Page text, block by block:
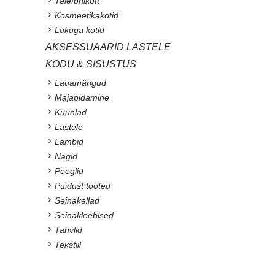
Kosmeetikakotid
Lukuga kotid
AKSESSUAARID LASTELE
KODU & SISUSTUS
Lauamängud
Majapidamine
Küünlad
Lastele
Lambid
Nagid
Peeglid
Puidust tooted
Seinakellad
Seinakleebised
Tahvlid
Tekstiil